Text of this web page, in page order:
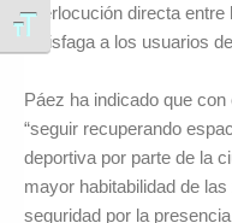
Alternar tamaño de letra
interlocución directa
satisfaga a los usuarios
Páez ha indicado que
“seguir recuperando
deportiva por parte de la
mayor habitabilidad de
seguridad por la